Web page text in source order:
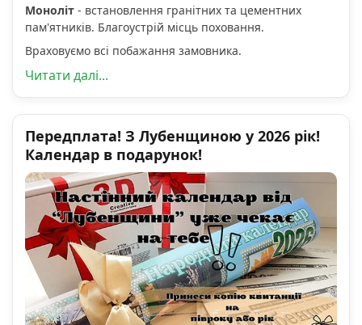
Моноліт - встановлення гранітних та цементних
пам'ятників. Благоустрій місць поховання.
Враховуємо всі побажання замовника.
Читати далі...
Передплата! З Лубенщиною у 2026 рік!
Календар в подарунок!